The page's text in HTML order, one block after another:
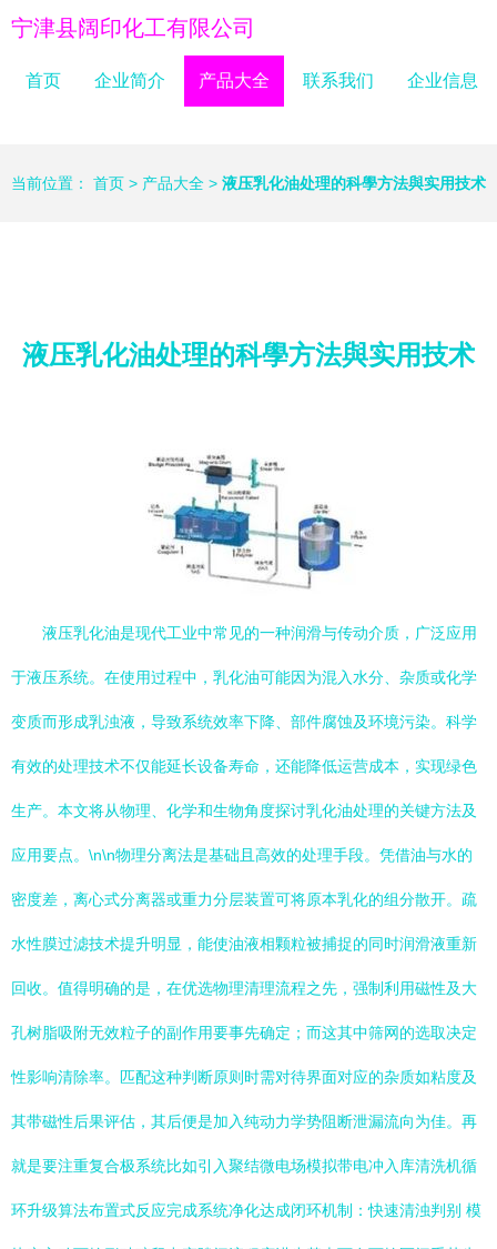
宁津县阔印化工有限公司
首页 企业简介 产品大全 联系我们 企业信息
当前位置： 首页 > 产品大全 > 液压乳化油处理的科學方法與实用技术
液压乳化油处理的科學方法與实用技术
液压乳化油是现代工业中常见的一种润滑与传动介质，广泛应用
于液压系统。在使用过程中，乳化油可能因为混入水分、杂质或化学
变质而形成乳浊液，导致系统效率下降、部件腐蚀及环境污染。科学
有效的处理技术不仅能延长设备寿命，还能降低运营成本，实现绿色
生产。本文将从物理、化学和生物角度探讨乳化油处理的关键方法及
应用要点。\n\n物理分离法是基础且高效的处理手段。凭借油与水的
密度差，离心式分离器或重力分层装置可将原本乳化的组分散开。疏
水性膜过滤技术提升明显，能使油液相颗粒被捕捉的同时润滑液重新
回收。值得明确的是，在优选物理清理流程之先，强制利用磁性及大
孔树脂吸附无效粒子的副作用要事先确定；而这其中筛网的选取决定
性影响清除率。匹配这种判断原则时需对待界面对应的杂质如粘度及
其带磁性后果评估，其后便是加入纯动力学势阻断泄漏流向为佳。再
就是要注重复合极系统比如引入聚结微电场模拟带电冲入库清洗机循
环升级算法布置式反应完成系统净化达成闭环机制：快速清浊判别 模